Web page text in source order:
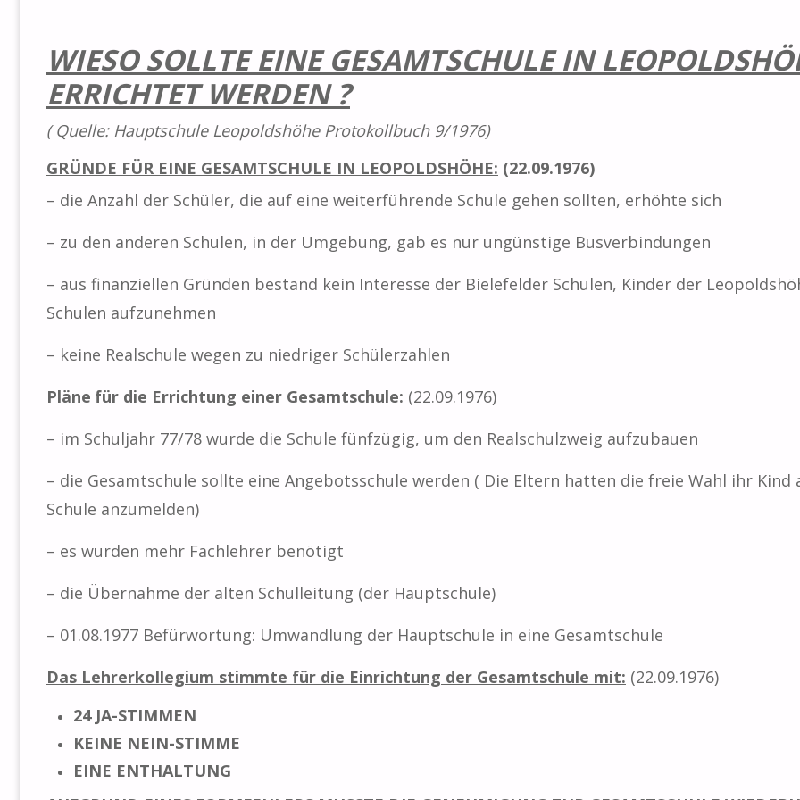
WIESO SOLLTE EINE GESAMTSCHULE IN
ERRICHTET WERDEN ?
( Quelle: Hauptschule Leopoldshöhe Protokollbuch 9/1976)
GRÜNDE FÜR EINE GESAMTSCHULE IN LEOPOLDSHÖHE: (22.09.1976)
– die Anzahl der Schüler, die auf eine weiterführende Schule gehen sollten, erhöhte sich
– zu den anderen Schulen, in der Umgebung, gab es nur ungünstige Busverbindungen
– aus finanziellen Gründen bestand kein Interesse der Bielefelder Schulen, Kinder der
Schulen aufzunehmen
– keine Realschule wegen zu niedriger Schülerzahlen
Pläne für die Errichtung einer Gesamtschule: (22.09.1976)
– im Schuljahr 77/78 wurde die Schule fünfzügig, um den Realschulzweig aufzubauen
– die Gesamtschule sollte eine Angebotsschule werden ( Die Eltern hatten die freie Wahl ihr Kind
Schule anzumelden)
– es wurden mehr Fachlehrer benötigt
– die Übernahme der alten Schulleitung (der Hauptschule)
– 01.08.1977 Befürwortung: Umwandlung der Hauptschule in eine Gesamtschule
Das Lehrerkollegium stimmte für die Einrichtung der Gesamtschule mit: (22.09.1976)
24 JA-STIMMEN
KEINE NEIN-STIMME
EINE ENTHALTUNG